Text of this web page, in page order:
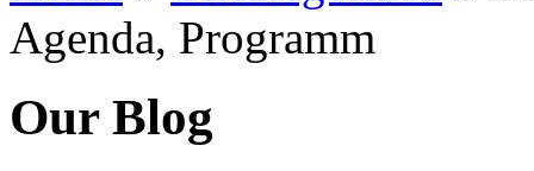
Agenda, Programm
Our Blog